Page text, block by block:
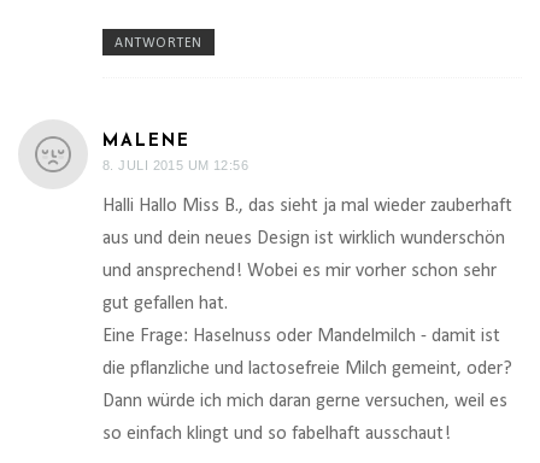
ANTWORTEN
MALENE
8. JULI 2015 UM 12:56
Halli Hallo Miss B., das sieht ja mal wieder zauberhaft
aus und dein neues Design ist wirklich wunderschön
und ansprechend! Wobei es mir vorher schon sehr
gut gefallen hat.
Eine Frage: Haselnuss oder Mandelmilch - damit ist
die pflanzliche und lactosefreie Milch gemeint, oder?
Dann würde ich mich daran gerne versuchen, weil es
so einfach klingt und so fabelhaft ausschaut!